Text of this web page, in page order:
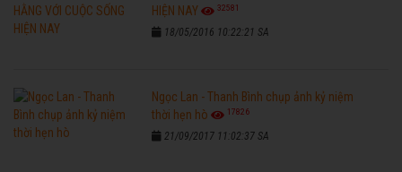
HIỆN NAY
32581
18/05/2016 10:22:21 SA
Ngọc Lan - Thanh Bình chụp ảnh kỷ niệm
thời hẹn hò
17826
21/09/2017 11:02:37 SA